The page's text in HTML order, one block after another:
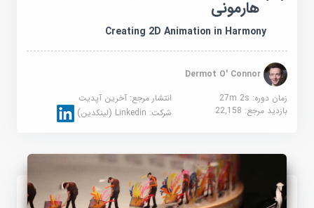
هارمونی
Creating 2D Animation in Harmony
Dermot O' Connor
زمان دوره: 27m 2s
انتشار مرجع:آخرین آپدیت
بازدید مرجع:22,158 شرکت:Linkedin (لینکدین)